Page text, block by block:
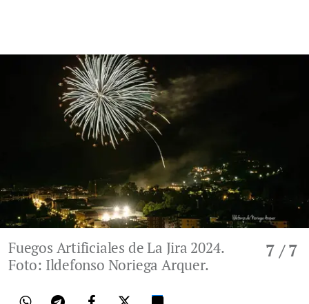
7 / 7
Fuegos Artificiales de La Jira 2024.
Foto: Ildefonso Noriega Arquer.